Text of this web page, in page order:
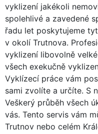
vyklizení jakékoli
spolehlivé a zavedené
řadu let poskytujeme
v okolí Trutnova.
vyklizení libovolně
všech exekučně
Vyklízecí práce vám
sami zvolíte a určíte. S
Veškerý průběh všech
vás. Tento servis vám
Trutnov nebo celém